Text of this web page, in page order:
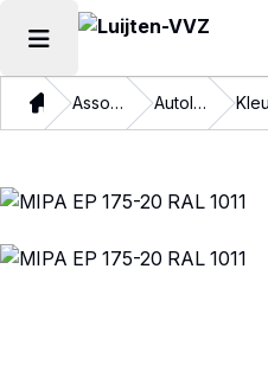
Hoofdmenu openen
Thuis Assortiment Autolakken